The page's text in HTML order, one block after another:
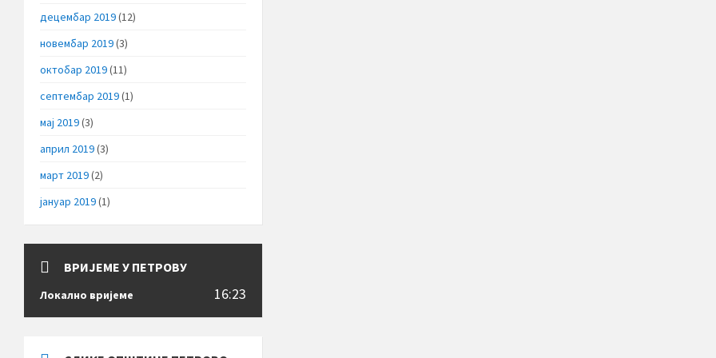
децембар 2019(12)
новембар 2019(3)
октобар 2019(11)
септембар 2019(1)
мај 2019(3)
април 2019(3)
март 2019(2)
јануар 2019(1)
ВРИЈЕМЕ У ПЕТРОВУ
Локално вријеме 16:23